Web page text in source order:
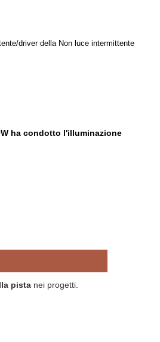
driver della Non luce intermittente
ha condotto l'illuminazione
pista